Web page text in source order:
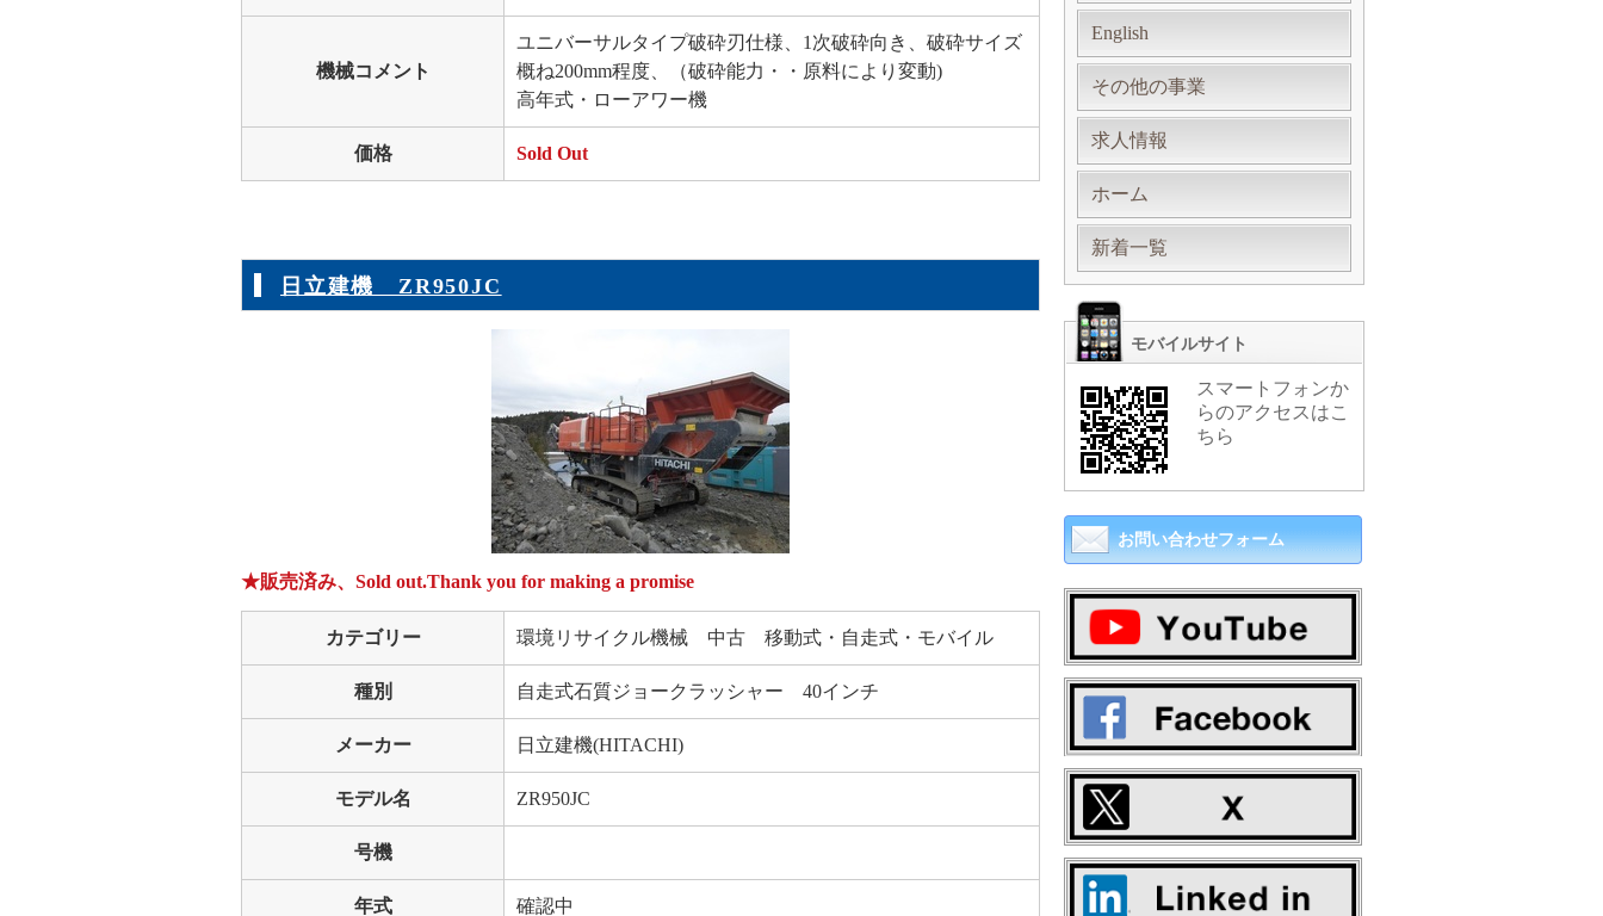
機械コメント
ユニバーサルタイプ破砕刃仕様、1次破砕向き、破砕サイズ
概ね200mm程度、（破砕能力・・原料により変動)
高年式・ローアワー機
価格 Sold Out
日立建機 ZR950JC
★販売済み、Sold out.Thank you for making a promise
カテゴリー 環境リサイクル機械 中古 移動式・自走式・モバイル
種別 自走式石質ジョークラッシャー 40インチ
メーカー 日立建機(HITACHI)
モデル名 ZR950JC
号機
年式 確認中
English
その他の事業
求人情報
ホーム
新着一覧
モバイルサイト
スマートフォンか
らのアクセスはこ
ちら
お問い合わせフォーム